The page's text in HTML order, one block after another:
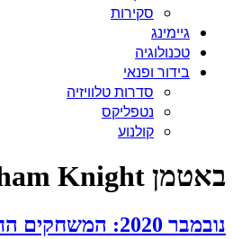
סקירות
גיימינג
טכנולוגיה
בידור ופנאי
סדרות טלוויזיה
נטפליקס
קולנוע
באטמן Arkham Knight
נובמבר 2020: המשחקים החינמיים למנויי PlayStation Plus נחשפו